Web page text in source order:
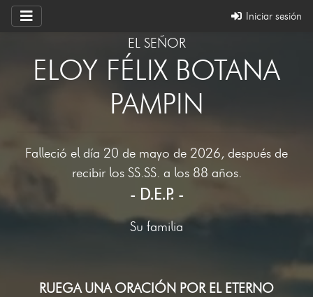
Iniciar sesión
EL SEÑOR
ELOY FÉLIX BOTANA
PAMPIN
Falleció el día 20 de mayo de 2026, después de
recibir los SS.SS. a los 88 años.
- D.E.P. -
Su familia
RUEGA UNA ORACIÓN POR EL ETERNO